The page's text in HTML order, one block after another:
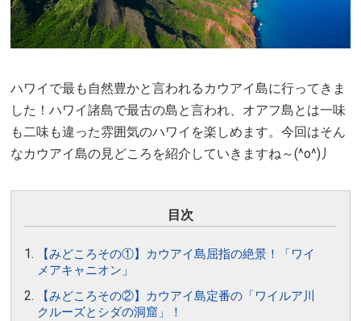
ハワイで最も自然豊かと言われるカウアイ島に行ってきま
した！ハワイ諸島で最古の島と言われ、オアフ島とは一味
も二味も違った雰囲気のハワイを楽しめます。今回はそん
なカウアイ島の見どころを紹介していきますね～(^o^)丿
目次
【みどころその①】カウアイ島屈指の絶景！「ワイ
メアキャニオン」
【みどころその②】カウアイ島定番の「ワイルア川
クルーズとシダの洞窟」！